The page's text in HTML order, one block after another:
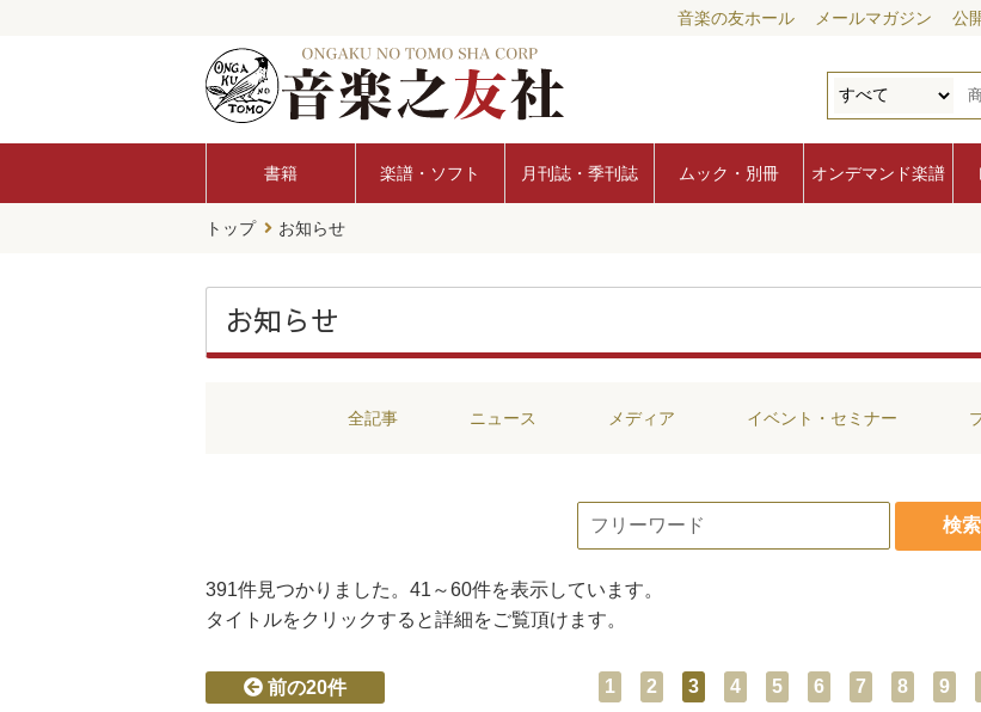
音楽の友ホール メールマガジン 公
書籍 楽譜・ソフト 月刊誌・季刊誌 ムック・別冊 オンデマンド楽譜
トップ お知らせ
お知らせ
全記事 ニュース メディア イベント・セミナー
検索
391件見つかりました。 41～60件を表示しています。
タイトルをクリックすると詳細をご覧頂けます。
前の20件 1 2 3 4 5 6 7 8 9